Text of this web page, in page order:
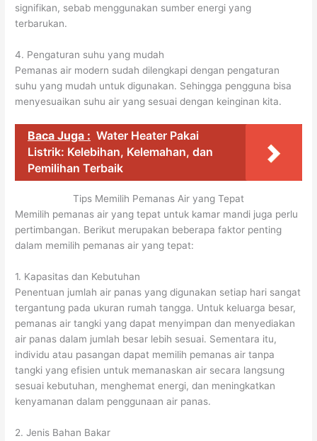
signifikan, sebab menggunakan sumber energi yang
terbarukan.
4. Pengaturan suhu yang mudah
Pemanas air modern sudah dilengkapi dengan pengaturan
suhu yang mudah untuk digunakan. Sehingga pengguna bisa
menyesuaikan suhu air yang sesuai dengan keinginan kita.
Baca Juga : Water Heater Pakai
Listrik: Kelebihan, Kelemahan, dan
Pemilihan Terbaik
Tips Memilih Pemanas Air yang Tepat
Memilih pemanas air yang tepat untuk kamar mandi juga perlu
pertimbangan. Berikut merupakan beberapa faktor penting
dalam memilih pemanas air yang tepat:
1. Kapasitas dan Kebutuhan
Penentuan jumlah air panas yang digunakan setiap hari sangat
tergantung pada ukuran rumah tangga. Untuk keluarga besar,
pemanas air tangki yang dapat menyimpan dan menyediakan
air panas dalam jumlah besar lebih sesuai. Sementara itu,
individu atau pasangan dapat memilih pemanas air tanpa
tangki yang efisien untuk memanaskan air secara langsung
sesuai kebutuhan, menghemat energi, dan meningkatkan
kenyamanan dalam penggunaan air panas.
2. Jenis Bahan Bakar